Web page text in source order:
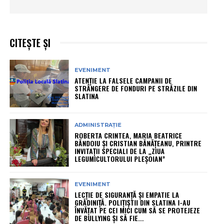
CITEȘTE ȘI
EVENIMENT
ATENȚIE LA FALSELE CAMPANII DE
STRÂNGERE DE FONDURI PE STRĂZILE DIN
SLATINA
ADMINISTRAȚIE
ROBERTA CRINTEA, MARIA BEATRICE
BĂNDOIU ȘI CRISTIAN BĂNĂȚEANU, PRINTRE
INVITAȚII SPECIALI DE LA „ZIUA
LEGUMICULTORULUI PLEȘOIAN”
EVENIMENT
LECȚIE DE SIGURANȚĂ ȘI EMPATIE LA
GRĂDINIȚĂ. POLIȚIȘTII DIN SLATINA I-AU
ÎNVĂȚAT PE CEI MICI CUM SĂ SE PROTEJEZE
DE BULLYING ȘI SĂ FIE...